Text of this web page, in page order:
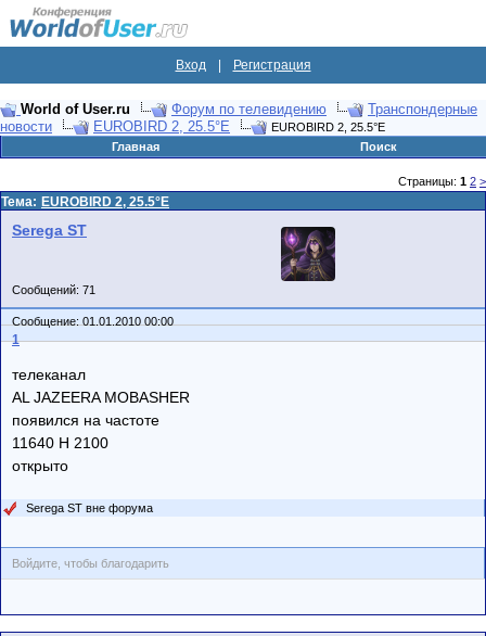
Вход Регистрация
World of User.ru Форум по телевидению
Транспондерные
новости
EUROBIRD 2, 25.5°E
EUROBIRD 2, 25.5°E
Главная
Поиск
Страницы: 1 2 >
Тема: EUROBIRD 2, 25.5°E
Serega ST
Сообщений: 71
Сообщение: 01.01.2010 00:00
1
телеканал
AL JAZEERA MOBASHER
появился на частоте
11640 Н 2100
открыто
Serega ST вне форума
Войдите, чтобы благодарить